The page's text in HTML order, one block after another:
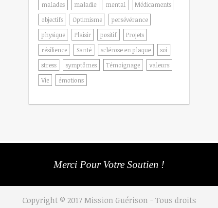
malades
maladie mental
Médicaments
objectifs
Optimisme
persévérance
physique
Plaisir positif
Projets
résilience
Santé sclérose en plaque
soi
stress
symptômes Témoignage
valeurs
Vie
émotions
Merci Pour Votre Soutien !
Copyright © 2017 Mission Guérison - Tous droits